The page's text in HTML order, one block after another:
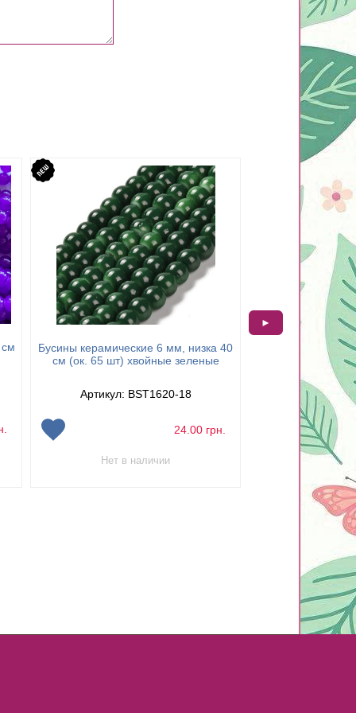
Бусины керамические 6 мм, низка 40
см (ок. 65 шт) хвойные зеленые
Артикул: BST1620-18
24.00 грн.
Нет в наличии
Бусина мрамор 6
70 шт)
Артикул:
►